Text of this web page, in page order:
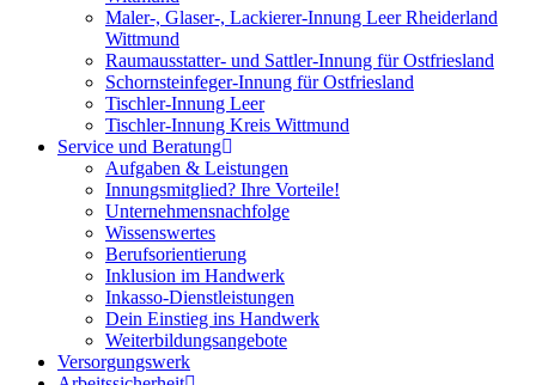
Maler-, Glaser-, Lackierer-Innung Leer Rheiderland
Wittmund
Raumausstatter- und Sattler-Innung für Ostfriesland
Schornsteinfeger-Innung für Ostfriesland
Tischler-Innung Leer
Tischler-Innung Kreis Wittmund
Service und Beratung
Aufgaben & Leistungen
Innungsmitglied? Ihre Vorteile!
Unternehmensnachfolge
Wissenswertes
Berufsorientierung
Inklusion im Handwerk
Inkasso-Dienstleistungen
Dein Einstieg ins Handwerk
Weiterbildungsangebote
Versorgungswerk